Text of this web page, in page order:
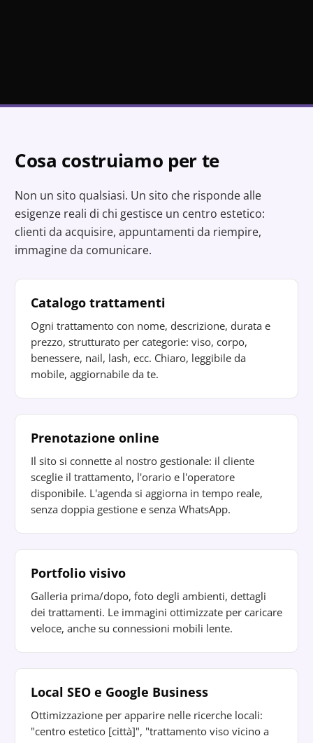
Cosa costruiamo per te
Non un sito qualsiasi. Un sito che risponde alle
esigenze reali di chi gestisce un centro estetico:
clienti da acquisire, appuntamenti da riempire,
immagine da comunicare.
Catalogo trattamenti
Ogni trattamento con nome, descrizione, durata e
prezzo, strutturato per categorie: viso, corpo,
benessere, nail, lash, ecc. Chiaro, leggibile da
mobile, aggiornabile da te.
Prenotazione online
Il sito si connette al nostro gestionale: il cliente
sceglie il trattamento, l'orario e l'operatore
disponibile. L'agenda si aggiorna in tempo reale,
senza doppia gestione e senza WhatsApp.
Portfolio visivo
Galleria prima/dopo, foto degli ambienti, dettagli
dei trattamenti. Le immagini ottimizzate per caricare
veloce, anche su connessioni mobili lente.
Local SEO e Google Business
Ottimizzazione per apparire nelle ricerche locali:
"centro estetico [città]", "trattamento viso vicino a